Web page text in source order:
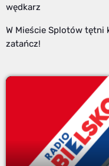
wędkarz
W Mieście Splotów tętni
zatańcz!